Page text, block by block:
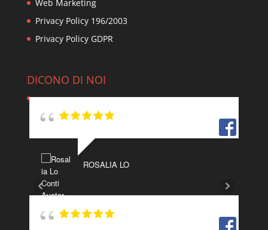
Web Marketing
Privacy Policy 196/2003
Privacy Policy GDPR
DICONO DI NOI
ROSALIA LO